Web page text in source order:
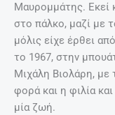
Μαυροµµάτης. Εκεί
στο πάλκο, µαζί µε
μόλις είχε έρθει
το 1967, στην
Μιχάλη Βιολάρη, με
φορά και η φιλία
μία ζωή.